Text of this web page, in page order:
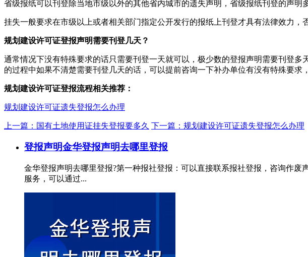
省级报纸可以刊登除当地市级以外的其他省内城市的遗失声明，省级报纸刊登的声
挂失一般要求在市级以上或者相关部门指定公开发行的报纸上刊登才具有法律效力，
规划建设许可证登报声明需要刊登几天？
通常情况下没有特殊要求的话只需要刊登一天就可以，极少数的登报声明需要刊登
的过程中如果不清楚需要刊登几天的话，可以提前咨询一下补办单位有没有特殊要求
规划建设许可证登报流程相关推荐：
规划建设许可证遗失登报怎么办理
上一篇：国有土地使用证挂失登报要多久 下一篇：规划建设许可证遗失登报怎么办理
登报声明金华登报声明去哪里登报
金华登报声明去哪里登报?第一种报社登报：可以直接联系报社登报，咨询作
服务，可以通过...